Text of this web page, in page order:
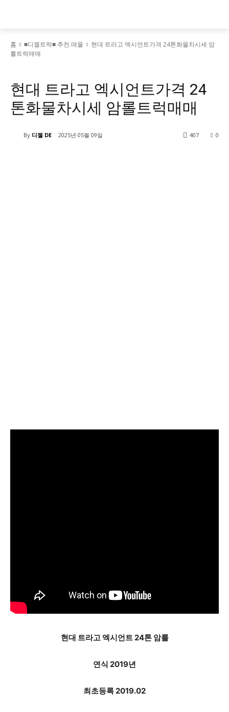
홈 ■디젤트럭■ 추천.매물
현대 트라고 엑시언트가격 24톤화물차시세 암
롤트럭매매
현대 트라고 엑시언트가격 24
톤화물차시세 암롤트럭매매
By 디젤 DE 2025년 05월 09일 0
407
현대 트라고 엑시언트 24톤 암롤
연식 2019년
최초등록 2019.02